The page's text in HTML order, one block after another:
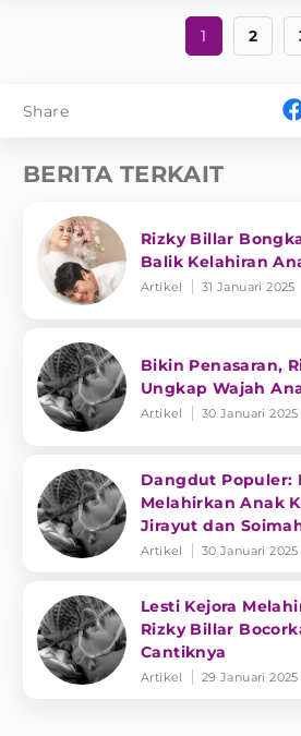
1 2
Share
BERITA TERKAIT
Rizky Billar
Balik Kelahiran
Artikel 31 Januari 2025
Bikin Penasaran,
Ungkap Wajah
Artikel 30 Januari 2025
Dangdut Populer:
Melahirkan Anak
Jirayut dan
Artikel 30 Januari 2025
Lesti Kejora
Rizky Billar
Cantiknya
Artikel 29 Januari 2025